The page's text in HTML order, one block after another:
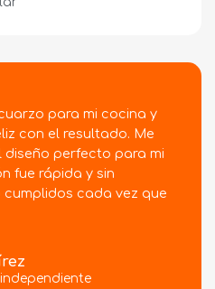
para mi cocina y
con el resultado. Me
perfecto para mi
fue rápida y sin
cada vez que